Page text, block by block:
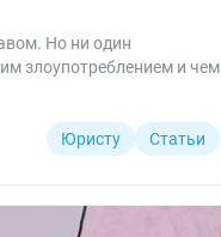
Но ни один
злоупотреблением и чем
Юристу Статьи